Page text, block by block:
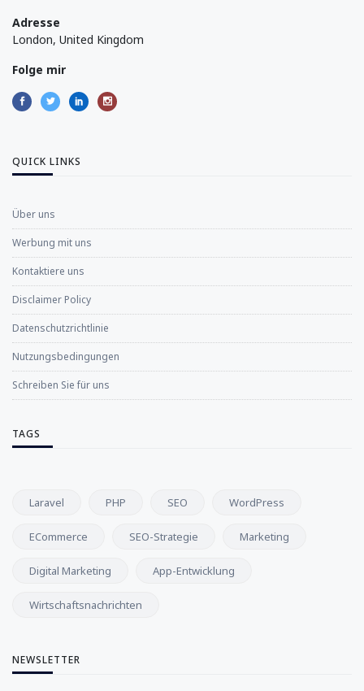
Adresse
London, United Kingdom
Folge mir
QUICK LINKS
Über uns
Werbung mit uns
Kontaktiere uns
Disclaimer Policy
Datenschutzrichtlinie
Nutzungsbedingungen
Schreiben Sie für uns
TAGS
Laravel PHP SEO WordPress
ECommerce SEO-Strategie Marketing
Digital Marketing App-Entwicklung
Wirtschaftsnachrichten
NEWSLETTER